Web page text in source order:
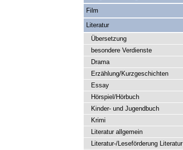
Film
Literatur
Übersetzung
besondere Verdienste
Drama
Erzählung/Kurzgeschichten
Essay
Hörspiel/Hörbuch
Kinder- und Jugendbuch
Krimi
Literatur allgemein
Literatur-/Leseförderung Literatur